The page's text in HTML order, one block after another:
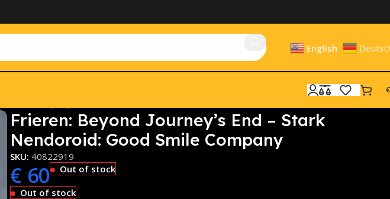
English
€
Frieren: Beyond Journey’s End – Stark
Nendoroid: Good Smile Company
SKU: 40822919
€60
Out of stock
Out of stock